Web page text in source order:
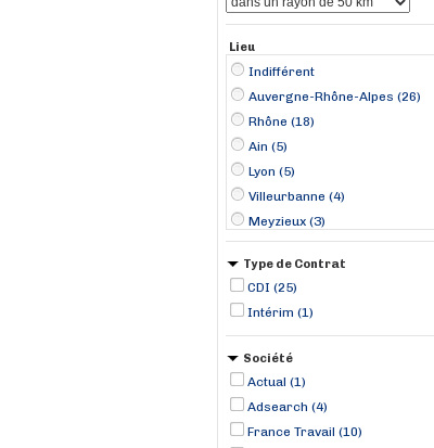
Lieu
Indifférent
Auvergne-Rhône-Alpes (26)
Rhône (18)
Ain (5)
Lyon (5)
Villeurbanne (4)
Meyzieux (3)
Saint-Maurice-de-Beynost (3)
Genas (2)
Bourg-en-Bresse (1)
Colombier (1)
Type de Contrat
CDI (25)
Intérim (1)
Société
Actual (1)
Adsearch (4)
France Travail (10)